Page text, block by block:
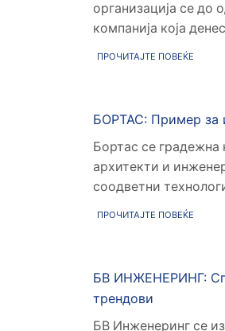
организација се до
компанија која
ПРОЧИТАЈТЕ ПОВЕЌЕ
БОРТАС: Пример за
Бортас се градежна
архитекти и
соодветни
ПРОЧИТАЈТЕ ПОВЕЌЕ
БВ ИНЖЕНЕРИНГ:
трендови
БВ Инженеринг се